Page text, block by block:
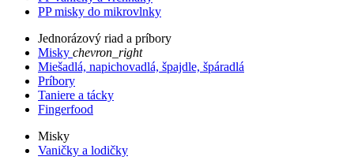
PP misky do mikrovlnky
Jednorázový riad a príbory
Misky chevron_right
Miešadlá, napichovadlá, špajdle, špáradlá
Príbory
Taniere a tácky
Fingerfood
Misky
Vaničky a lodičky